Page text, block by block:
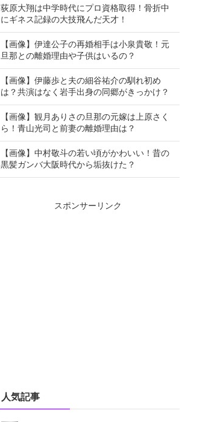
荻原大翔は中学時代にプロ資格取得！骨折中
にギネス記録の大技飛んだ天才！
【画像】伊達公子の再婚相手は小泉貴敬！元
旦那との離婚理由や子供はいるの？
【画像】伊藤歩と夫の細谷祐介の馴れ初め
は？共演はなく岩手出身の同郷がきっかけ？
【画像】観月ありさの旦那の元嫁は上原さく
ら！青山光司と前妻の離婚理由は？
【画像】中村敬斗の若い頃がかわいい！昔の
黒髪ガンバ大阪時代から垢抜けた？
スポンサーリンク
人気記事